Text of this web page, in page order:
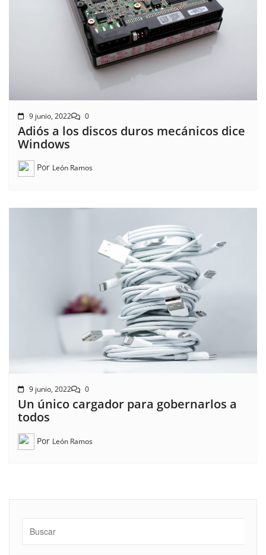
9 junio, 2022 0
Adiós a los discos duros mecánicos dice
Windows
Por León Ramos
9 junio, 2022 0
Un único cargador para gobernarlos a
todos
Por León Ramos